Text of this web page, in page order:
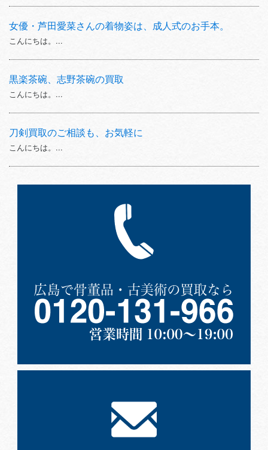
女優・芦田愛菜さんの着物姿は、成人式のお手本。
こんにちは。...
黒楽茶碗、志野茶碗の買取
こんにちは。...
刀剣買取のご相談も、お気軽に
こんにちは。...